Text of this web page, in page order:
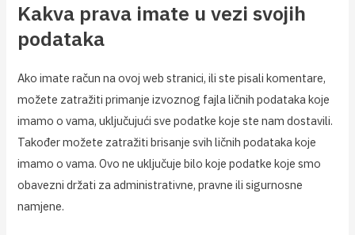
Kakva prava imate u vezi svojih
podataka
Ako imate račun na ovoj web stranici, ili ste pisali komentare,
možete zatražiti primanje izvoznog fajla ličnih podataka koje
imamo o vama, uključujući sve podatke koje ste nam dostavili.
Također možete zatražiti brisanje svih ličnih podataka koje
imamo o vama. Ovo ne uključuje bilo koje podatke koje smo
obavezni držati za administrativne, pravne ili sigurnosne
namjene.